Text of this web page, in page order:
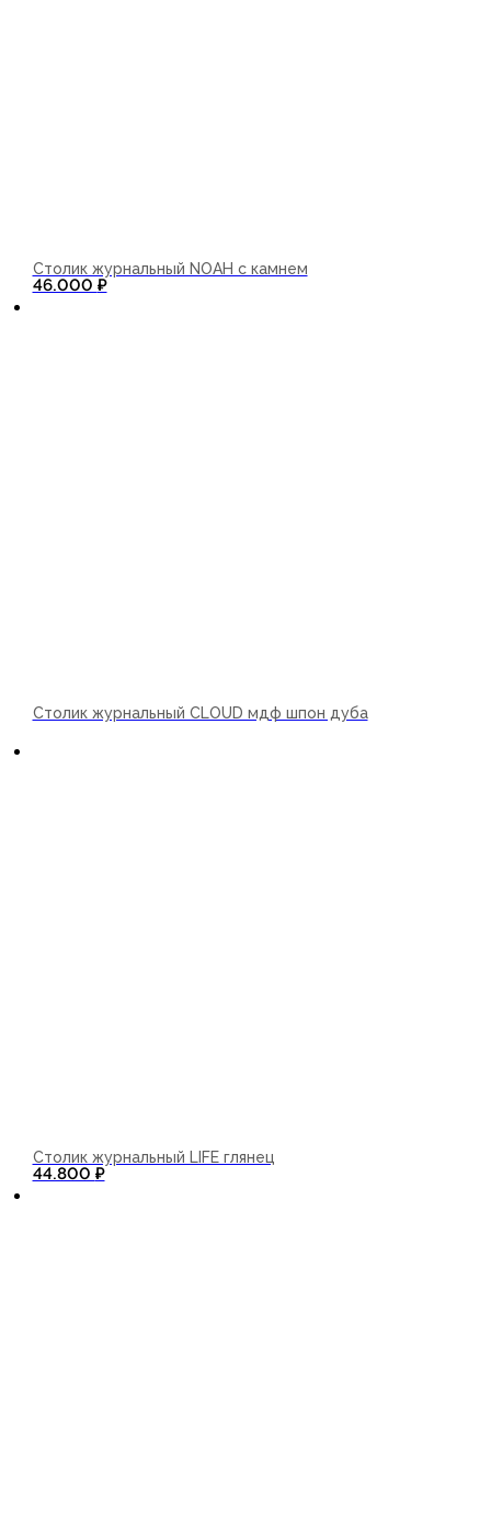
Столик журнальный NOAH с камнем
46.000 ₽
Столик журнальный CLOUD мдф шпон дуба
Столик журнальный LIFE глянец
44.800 ₽